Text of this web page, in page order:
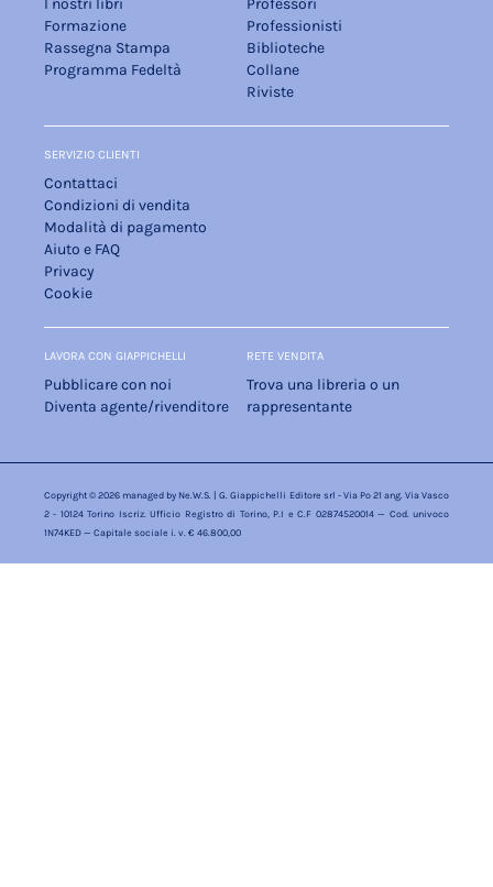
I nostri libri
Formazione
Rassegna Stampa
Programma Fedeltà
Professori
Professionisti
Biblioteche
Collane
Riviste
SERVIZIO CLIENTI
Contattaci
Condizioni di vendita
Modalità di pagamento
Aiuto e FAQ
Privacy
Cookie
LAVORA CON GIAPPICHELLI
Pubblicare con noi
Diventa agente/rivenditore
RETE VENDITA
Trova una libreria o un
rappresentante
Copyright © 2026 managed by Ne.W.S. | G. Giappichelli Editore srl - Via Po 21 ang. Via Vasco
2 - 10124 Torino Iscriz. Ufficio Registro di Torino, P.I e C.F 02874520014 — Cod. univoco
1N74KED — Capitale sociale i. v. € 46.800,00